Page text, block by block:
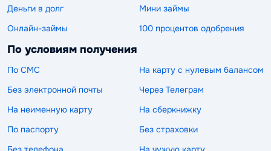
Деньги в долг
Мини займы
Онлайн-займы
100 процентов одобрения
По условиям получения
По СМС
На карту с нулевым балансом
Без электронной почты
Через Телеграм
На неименную карту
На сберкнижку
По паспорту
Без страховки